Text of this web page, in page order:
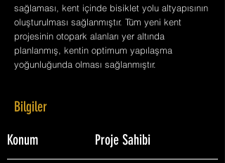
sağlaması, kent içinde bisiklet yolu altyapısının
oluşturulması sağlanmıştır. Tüm yeni kent
projesinin otopark alanları yer altında
planlanmış, kentin optimum yapılaşma
yoğunluğunda olması sağlanmıştır.
Bilgiler
Konum Proje Sahibi